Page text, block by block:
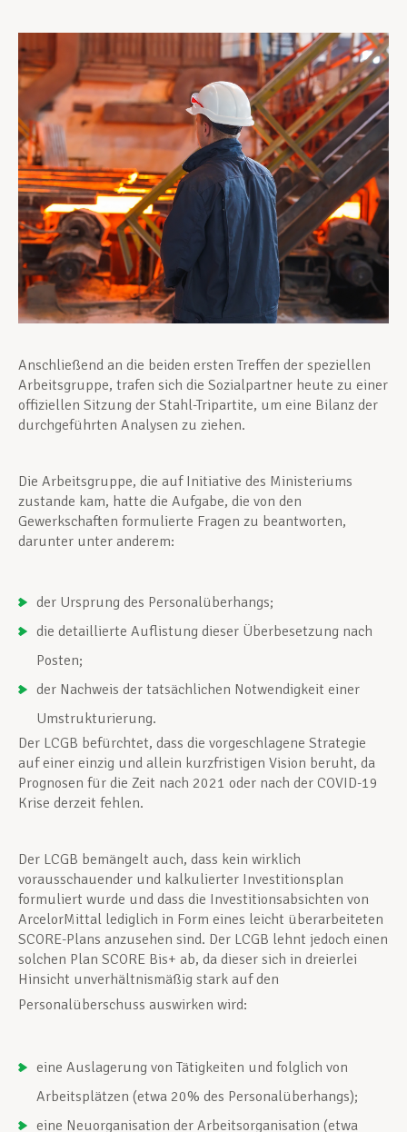
Unterstützung im Privatleben
Berufliche Weiterentwicklung
Mitglied werden
Aktuell
Anschließend an die beiden ersten Treffen der speziellen
Arbeitsgruppe, trafen sich die Sozialpartner heute zu einer
offiziellen Sitzung der Stahl-Tripartite, um eine Bilanz der
durchgeführten Analysen zu ziehen.
Die Arbeitsgruppe, die auf Initiative des Ministeriums
zustande kam, hatte die Aufgabe, die von den
Gewerkschaften formulierte Fragen zu beantworten,
darunter unter anderem:
der Ursprung des Personalüberhangs;
die detaillierte Auflistung dieser Überbesetzung nach
Posten;
der Nachweis der tatsächlichen Notwendigkeit einer
Umstrukturierung.
Der LCGB befürchtet, dass die vorgeschlagene Strategie
auf einer einzig und allein kurzfristigen Vision beruht, da
Prognosen für die Zeit nach 2021 oder nach der COVID-19
Krise derzeit fehlen.
Der LCGB bemängelt auch, dass kein wirklich
vorausschauender und kalkulierter Investitionsplan
formuliert wurde und dass die Investitionsabsichten von
ArcelorMittal lediglich in Form eines leicht überarbeiteten
SCORE-Plans anzusehen sind. Der LCGB lehnt jedoch einen
solchen Plan SCORE Bis+ ab, da dieser sich in dreierlei
Hinsicht unverhältnismäßig stark auf den
Personalüberschuss auswirken wird:
eine Auslagerung von Tätigkeiten und folglich von
Arbeitsplätzen (etwa 20% des Personalüberhangs);
eine Neuorganisation der Arbeitsorganisation (etwa